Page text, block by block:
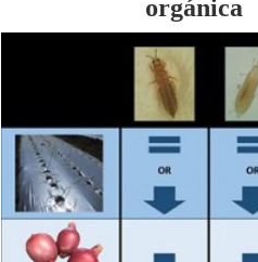
orgánica